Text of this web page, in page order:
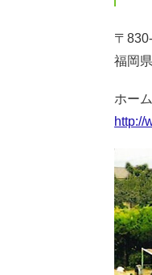
〒
福岡
ホー
http://